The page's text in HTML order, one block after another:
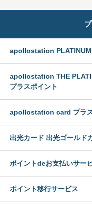
apollostation PLATINUM
apollostation THE
プラスポイント
apollostation card プラ
出光カード 出光ゴールド
ポイントdeお支払いサー
ポイント移行サービス